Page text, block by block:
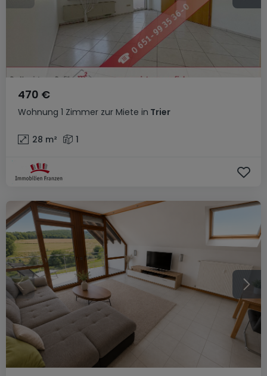
Wohnung 1 Zimmer zur Miete in Trier
470 €
28 m² 1